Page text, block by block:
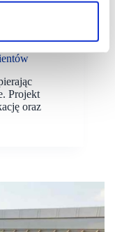
Projekt
oraz